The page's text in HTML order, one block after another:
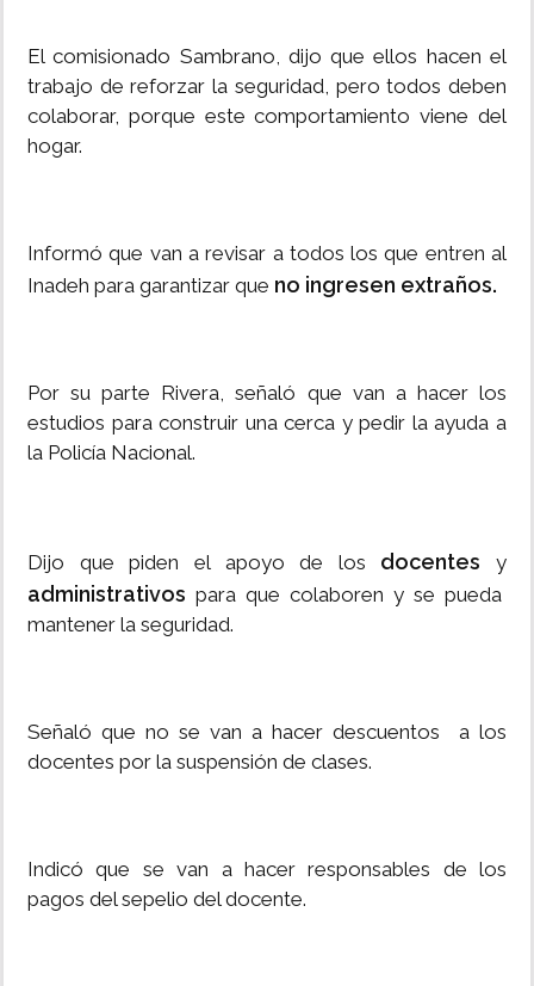
El comisionado Sambrano, dijo que ellos hacen el
trabajo de reforzar la seguridad, pero todos deben
colaborar, porque este comportamiento viene del
hogar.
Informó que van a revisar a todos los que entren al
Inadeh para garantizar que no ingresen extraños.
Por su parte Rivera, señaló que van a hacer los
estudios para construir una cerca y pedir la ayuda a
la Policía Nacional.
Dijo que piden el apoyo de los docentes y
administrativos para que colaboren y se pueda
mantener la seguridad.
Señaló que no se van a hacer descuentos a los
docentes por la suspensión de clases.
Indicó que se van a hacer responsables de los
pagos del sepelio del docente.